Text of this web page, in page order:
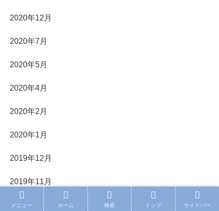
2020年12月
2020年7月
2020年5月
2020年4月
2020年2月
2020年1月
2019年12月
2019年11月
2019年10月
メニュー ホーム 検索 トップ サイドバー